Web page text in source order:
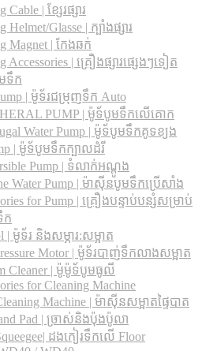
Cable | ខ្សែរផ្សារ
Helmet/Glasse | ក្បាំងផ្សារ
Magnet | កែងឆក់
Accessories | គ្រឿងផ្សារផ្សេងៗទៀត
ទឹក
| ម៉ូទ័រជម្រុញទឹក Auto
PUMP | ម៉ូទ័បូមទឹកលើគោក
Water Pump | ម៉ូទ័បូមទឹកគូទខ្យង
| ម៉ូទ័បូមទឹកក្បាលដំរី
Pump | ទំលាក់អណ្តូង
Water Pump | ម៉ាស៊ីនបូមទឹកប្រើសាំង
for Pump | គ្រឿងបន្ទាប់បន្សំសម្រាប់
ក
| ម៉ូទ័រ និងសម្ភារ:សម្អាត
Motor | ម៉ូទ័របាញ់ទឹកលាងសម្អាត
Cleaner | ម៉ូម៉ូទ័បូមធូលី
for Cleaning Machine
Machine | ម៉ាស៊ីនសម្អាតផ្ទៃបាត
Pad | ច្រាស់និងប៉ុងប៉ូលា
ដងកៀរទឺកលើ Floor